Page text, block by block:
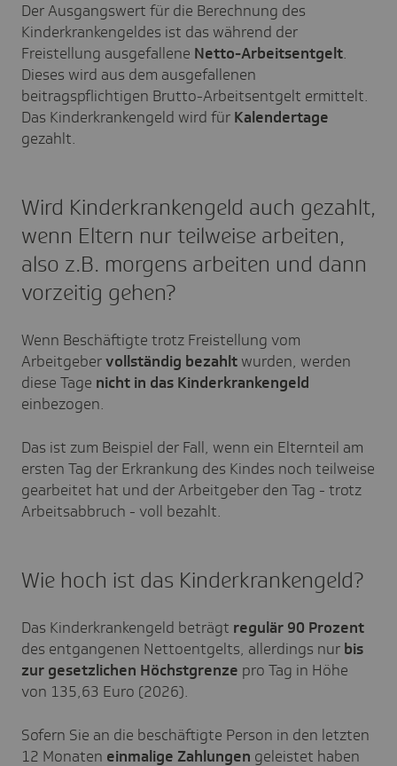
Der Ausgangswert für die Berechnung des
Kinderkrankengeldes ist das während der
Freistellung ausgefallene Netto-Arbeitsentgelt.
Dieses wird aus dem ausgefallenen
beitragspflichtigen Brutto-Arbeitsentgelt ermittelt.
Das Kinderkrankengeld wird für Kalendertage
gezahlt.
Wird Kinderkrankengeld auch gezahlt,
wenn Eltern nur teilweise arbeiten,
also z.B. morgens arbeiten und dann
vorzeitig gehen?
Wenn Beschäftigte trotz Freistellung vom
Arbeitgebervollständig bezahltwurden, werden
diese Tage nicht in das Kinderkrankengeld
einbezogen.
Das ist zum Beispiel der Fall, wenn ein Elternteil am
ersten Tag der Erkrankung des Kindes noch teilweise
gearbeitet hat und der Arbeitgeber den Tag - trotz
Arbeitsabbruch - voll bezahlt.
Wie hoch ist das Kinderkrankengeld?
Das Kinderkrankengeld beträgt regulär 90 Prozent
des entgangenen Nettoentgelts, allerdings nur bis
zur gesetzlichen Höchstgrenze pro Tag in Höhe
von 135,63 Euro (2026).
Sofern Sie an die beschäftigte Person in den letzten
12 Monaten einmalige Zahlungen geleistet haben